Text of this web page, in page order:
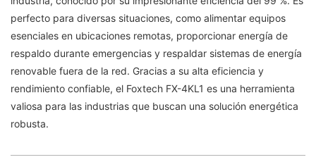
perfecto para diversas situaciones, como alimentar equipos
esenciales en ubicaciones remotas, proporcionar energía de
respaldo durante emergencias y respaldar sistemas de energía
renovable fuera de la red. Gracias a su alta eficiencia y
rendimiento confiable, el Foxtech FX-4KL1 es una herramienta
valiosa para las industrias que buscan una solución energética
robusta.